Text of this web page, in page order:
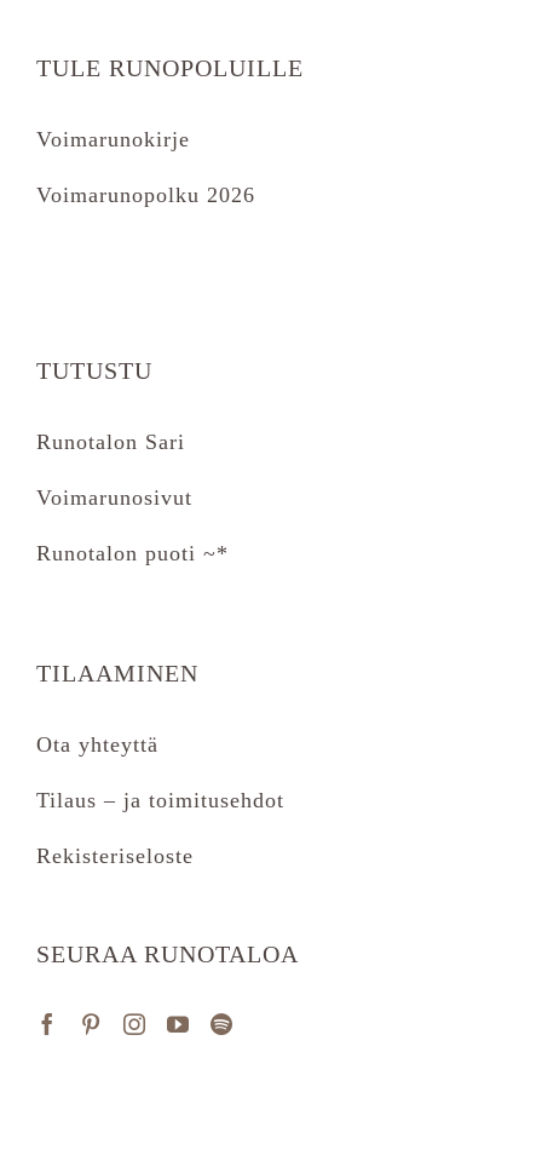
TULE RUNOPOLUILLE
Voimarunokirje
Voimarunopolku 2026
TUTUSTU
Runotalon Sari
Voimarunosivut
Runotalon puoti ~*
TILAAMINEN
Ota yhteyttä
Tilaus – ja toimitusehdot
Rekisteriseloste
SEURAA RUNOTALOA